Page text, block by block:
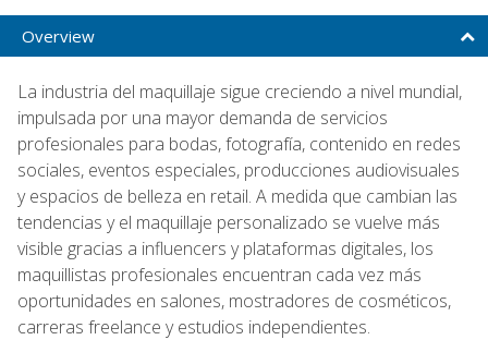
Overview
La industria del maquillaje sigue creciendo a nivel mundial,
impulsada por una mayor demanda de servicios
profesionales para bodas, fotografía, contenido en redes
sociales, eventos especiales, producciones audiovisuales
y espacios de belleza en retail. A medida que cambian las
tendencias y el maquillaje personalizado se vuelve más
visible gracias a influencers y plataformas digitales, los
maquillistas profesionales encuentran cada vez más
oportunidades en salones, mostradores de cosméticos,
carreras freelance y estudios independientes.